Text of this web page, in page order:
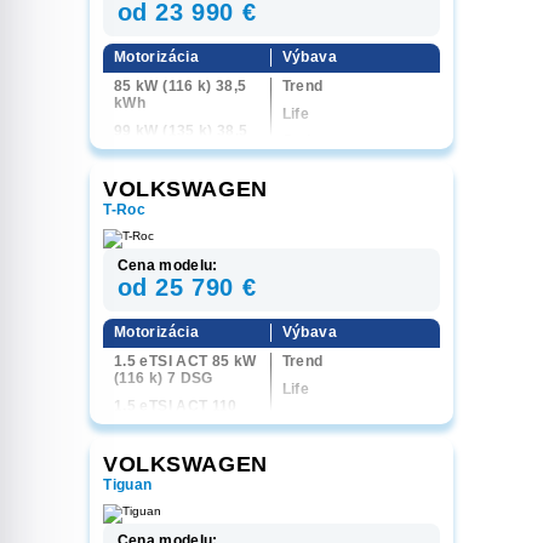
(150 k) 6M
kW (150 k) 7 DSG
2.0 TDI 110 kW (150
k) 7 DSG
od 23 990 €
Motorizácia
85 kW (116 k) 38,5
kWh
99 kW (135 k) 38,5
kWh
kWh
Výbava
Trend
Life
VOLKSWAGEN
T-Roc
Cena modelu:
od 25 790 €
Motorizácia
1.5 eTSI ACT 85 kW
(116 k) 7 DSG
1.5 eTSI ACT 110
kW (150 k) 7 DSG
Výbava
Trend
Life
VOLKSWAGEN
Tiguan